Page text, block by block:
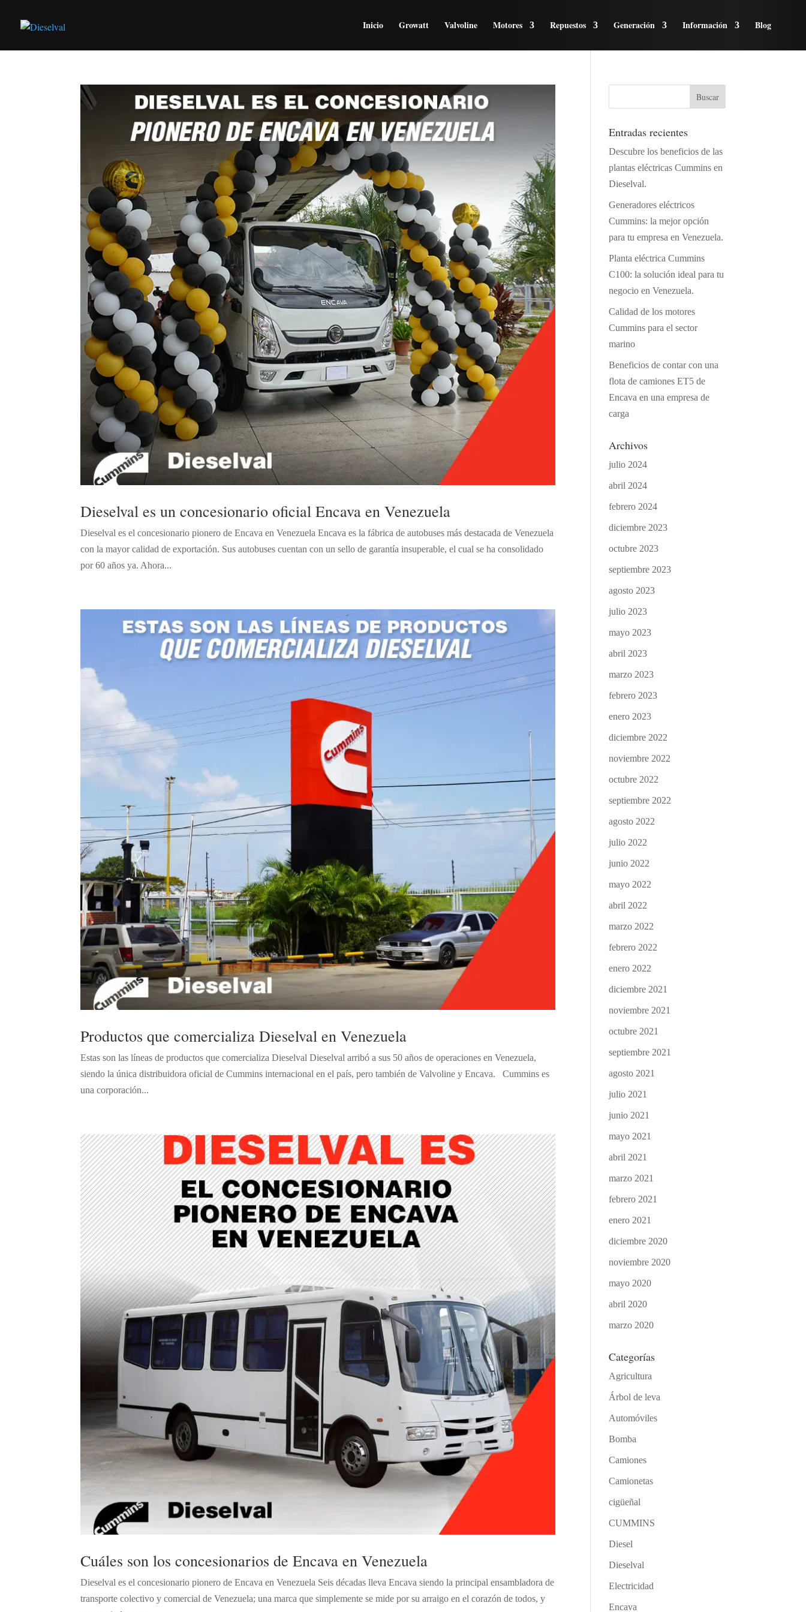
Inicio Growatt Valvoline Motores Repuestos Generación Información Blog
Dieselval es un concesionario oficial Encava en Venezuela
Dieselval es el concesionario pionero de Encava en Venezuela Encava es la fábrica de autobuses más destacada de Venezuela
con la mayor calidad de exportación. Sus autobuses cuentan con un sello de garantía insuperable, el cual se ha consolidado
por 60 años ya. Ahora...
Productos que comercializa Dieselval en Venezuela
Estas son las líneas de productos que comercializa Dieselval Dieselval arribó a sus 50 años de operaciones en Venezuela,
siendo la única distribuidora oficial de Cummins internacional en el país, pero también de Valvoline y Encava. Cummins es
una corporación...
Cuáles son los concesionarios de Encava en Venezuela
Dieselval es el concesionario pionero de Encava en Venezuela Seis décadas lleva Encava siendo la principal ensambladora de
transporte colectivo y comercial de Venezuela; una marca que simplemente se mide por su arraigo en el corazón de todos, y
Entradas recientes
Descubre los beneficios de las
plantas eléctricas Cummins en
Dieselval.
Generadores eléctricos
Cummins: la mejor opción
para tu empresa en Venezuela.
Planta eléctrica Cummins
C100: la solución ideal para tu
negocio en Venezuela.
Calidad de los motores
Cummins para el sector
marino
Beneficios de contar con una
flota de camiones ET5 de
Encava en una empresa de
carga
Archivos
julio 2024
abril 2024
febrero 2024
diciembre 2023
octubre 2023
septiembre 2023
agosto 2023
julio 2023
mayo 2023
abril 2023
marzo 2023
febrero 2023
enero 2023
diciembre 2022
noviembre 2022
octubre 2022
septiembre 2022
agosto 2022
julio 2022
junio 2022
mayo 2022
abril 2022
marzo 2022
febrero 2022
enero 2022
diciembre 2021
noviembre 2021
octubre 2021
septiembre 2021
agosto 2021
julio 2021
junio 2021
mayo 2021
abril 2021
marzo 2021
febrero 2021
enero 2021
diciembre 2020
noviembre 2020
mayo 2020
abril 2020
marzo 2020
Categorías
Agricultura
Árbol de leva
Automóviles
Bomba
Camiones
Camionetas
cigüeñal
CUMMINS
Diesel
Dieselval
Electricidad
Encava